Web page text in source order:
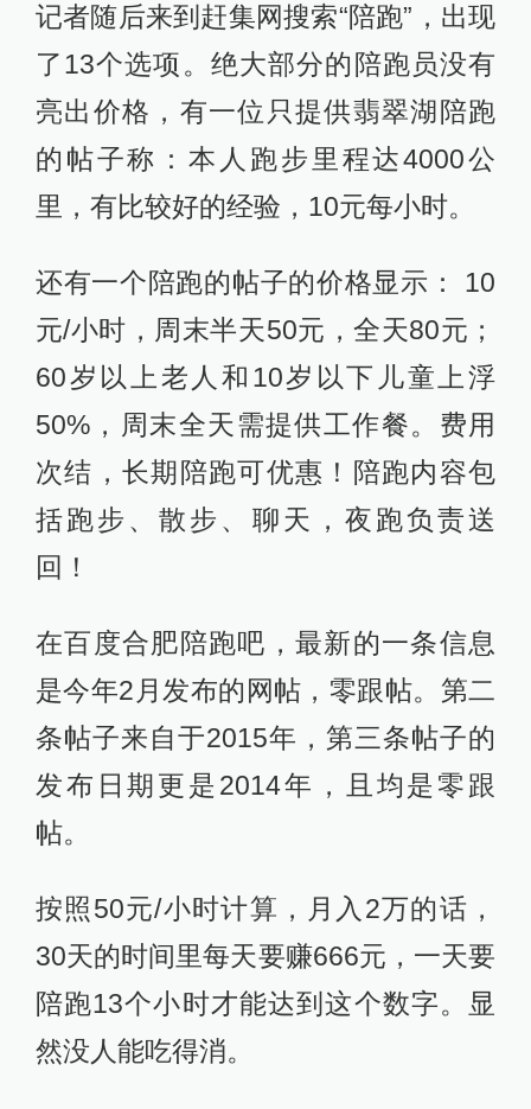
记者随后来到赶集网搜索“陪跑”，出现
了13个选项。绝大部分的陪跑员没有
亮出价格，有一位只提供翡翠湖陪跑
的帖子称：本人跑步里程达4000公
里，有比较好的经验，10元每小时。
还有一个陪跑的帖子的价格显示： 10
元/小时，周末半天50元，全天80元；
60岁以上老人和10岁以下儿童上浮
50%，周末全天需提供工作餐。费用
次结，长期陪跑可优惠！陪跑内容包
括跑步、散步、聊天，夜跑负责送
回！
在百度合肥陪跑吧，最新的一条信息
是今年2月发布的网帖，零跟帖。第二
条帖子来自于2015年，第三条帖子的
发布日期更是2014年，且均是零跟
帖。
按照50元/小时计算，月入2万的话，
30天的时间里每天要赚666元，一天要
陪跑13个小时才能达到这个数字。显
然没人能吃得消。